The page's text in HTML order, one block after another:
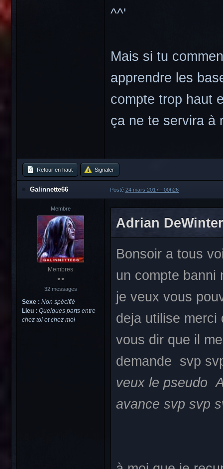
^^'
Mais si tu
apprendre les
compte trop haut
ça ne te servira à
Retour en haut Signaler
Galinnette66 Posté 24 mars 2017 - 00h26
Membre
Membres
32 messages
Sexe : Non spécifié
Lieu : Quelques parts entre
chez toi et chez moi
Adrian
Bonsoir a tous
un compte banni
je veux vous
deja utilise merci
vous dir que il
demande svp
veux le pseudo
avance svp svp